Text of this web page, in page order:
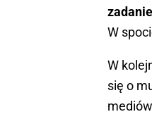
W
W
się o